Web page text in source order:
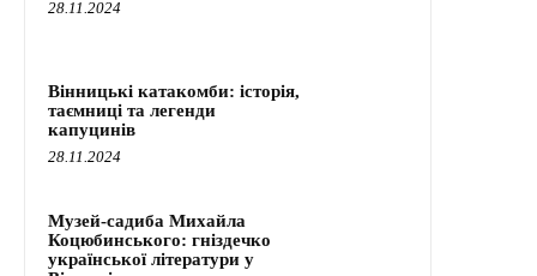
28.11.2024
Вінницькі катакомби: історія,
таємниці та легенди
капуцинів
28.11.2024
Музей-садиба Михайла
Коцюбинського: гніздечко
української літератури у